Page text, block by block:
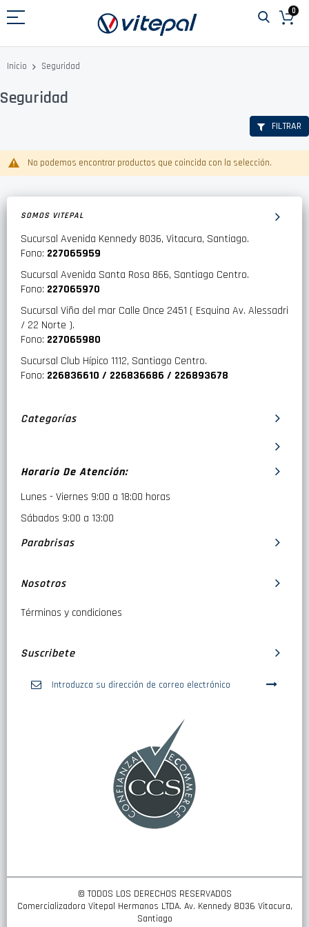
al
0
Inicio Seguridad
Seguridad
No podemos encontrar productos que coincida con la selección.
FILTRAR
SOMOS VITEPAL
Sucursal Avenida Kennedy 8036, Vitacura, Santiago.
Fono: 227065959
Sucursal Avenida Santa Rosa 866, Santiago Centro.
Fono: 227065970
Sucursal Viña del mar Calle Once 2451 ( Esquina Av. Alessadri
/ 22 Norte ).
Fono: 227065980
Sucursal Club Hípico 1112, Santiago Centro.
Fono: 226836610 / 226836686 / 226893678
Categorías
Horario De Atención:
Lunes - Viernes 9:00 a 18:00 horas
Sábados 9:00 a 13:00
Parabrisas
Nosotros
Términos y condiciones
Suscribete
© TODOS LOS DERECHOS RESERVADOS
Comercializadora Vitepal Hermanos LTDA. Av. Kennedy 8036 Vitacura,
Santiago